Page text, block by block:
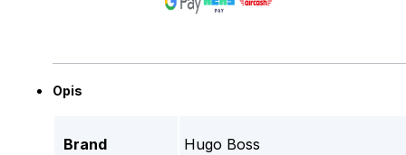
Opis
Brand Hugo Boss